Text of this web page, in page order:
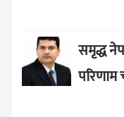
समृद्ध
परिणाम